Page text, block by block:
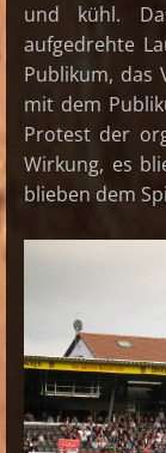
und kühl.
aufgedrehte
Publikum, das
mit dem
Protest der
Wirkung, es
blieben dem